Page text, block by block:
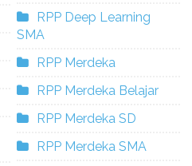
RPP Deep Learning
SMA
RPP Merdeka
RPP Merdeka Belajar
RPP Merdeka SD
RPP Merdeka SMA